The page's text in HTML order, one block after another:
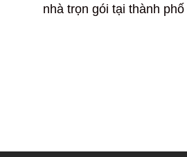
nhà trọn gói tại thành